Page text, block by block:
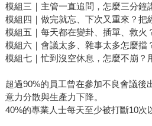
模組三｜主管一直追問，怎麼三分鐘
模組四｜做完就忘、下次又重來？把
模組五｜每天都在變卦、插單、救火
模組六｜會議太多、雜事太多怎麼擋
模組七｜忙到沒空休息，怎麼不崩？
超過90%的員工曾在參加不良會議後
意力分散與生產力下降。
40%的專業人士每天至少被打斷10次